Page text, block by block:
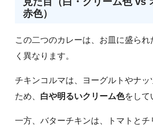
赤色）
この二つのカレーは、お皿に盛られ
く異なります。
チキンコルマは、ヨーグルトやナッ
ため、 白や明るいクリーム色をして
一方、バターチキンは、トマトとチ